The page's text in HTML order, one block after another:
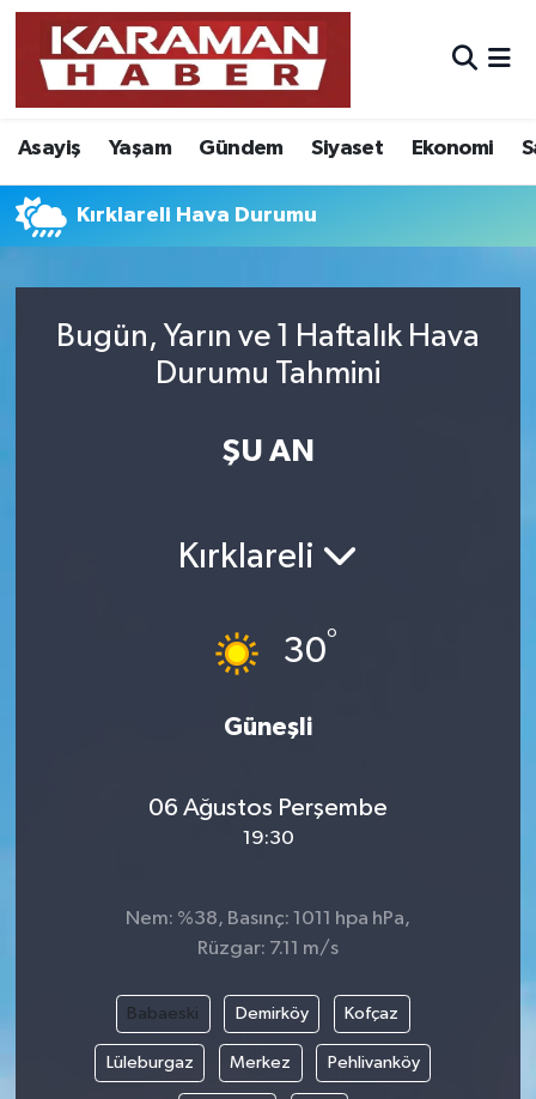
Asayiş Yaşam Gündem Siyaset Ekonomi
Kırklareli Hava Durumu
Bugün, Yarın ve 1 Haftalık Hava
Durumu Tahmini
ŞU AN
Kırklareli
30°
Güneşli
06 Ağustos Perşembe
19:30
Nem: %38, Basınç: 1011 hpa hPa,
Rüzgar: 7.11 m/s
Babaeski Demirköy Kofçaz
Lüleburgaz Merkez Pehlivanköy
Asayiş
Bilim - Teknoloji
Eğitim
Foto Galeri
Nöbetçi Eczaneler
Hava Durumu
Karaman Namaz Vakitleri
Süper Lig Puan Durumu ve Fikstür
Son Dakika Haberleri